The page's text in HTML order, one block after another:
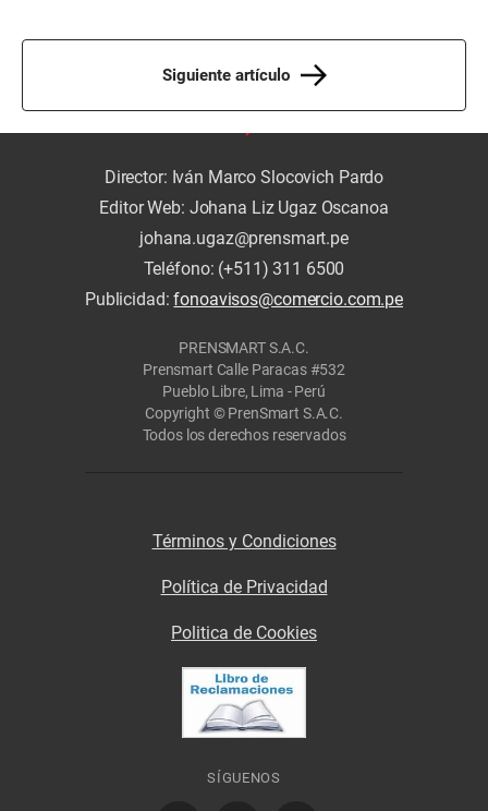
Siguiente artículo
Director: Iván Marco Slocovich Pardo
Editor Web: Johana Liz Ugaz Oscanoa
johana.ugaz@prensmart.pe
Teléfono: (+511) 311 6500
Publicidad:fonoavisos@comercio.com.pe
PRENSMART S.A.C.
Prensmart Calle Paracas #532
Pueblo Libre, Lima - Perú
Copyright © PrenSmart S.A.C.
Todos los derechos reservados
Términos y Condiciones
Política de Privacidad
Politica de Cookies
SÍGUENOS